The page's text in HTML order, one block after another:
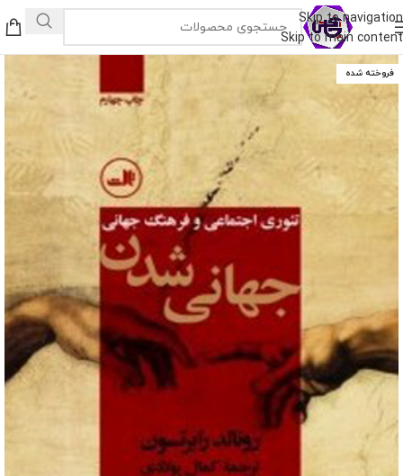
Skip to navigation
Skip to main content
فروخته شده